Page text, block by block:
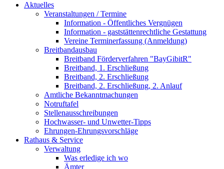
Aktuelles
Veranstaltungen / Termine
Information - Öffentliches Vergnügen
Information - gaststättenrechtliche Gestattung
Vereine Terminerfassung (Anmeldung)
Breitbandausbau
Breitband Förderverfahren "BayGibitR"
Breitband, 1. Erschließung
Breitband, 2. Erschließung
Breitband, 2. Erschließung, 2. Anlauf
Amtliche Bekanntmachungen
Notruftafel
Stellenausschreibungen
Hochwasser- und Unwetter-Tipps
Ehrungen-Ehrungsvorschläge
Rathaus & Service
Verwaltung
Was erledige ich wo
Ämter